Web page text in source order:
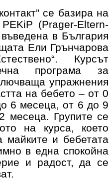
се базира на
PEKiP (Prager-Eltern-
в България
Ели Грънчарова
Курсът
програма за
упражнения
на бебето – от 0
6 месеца, от 6 до 9
месеца. Групите се
на курса, което
майките и бебетата
в една спокойна
и радост, да се